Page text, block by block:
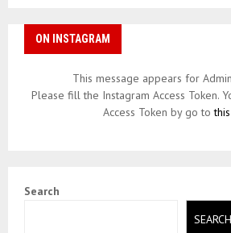
ON INSTAGRAM
This message appears for
Please fill the Instagram Access Token.
Access Token by go to
Search
SEARCH